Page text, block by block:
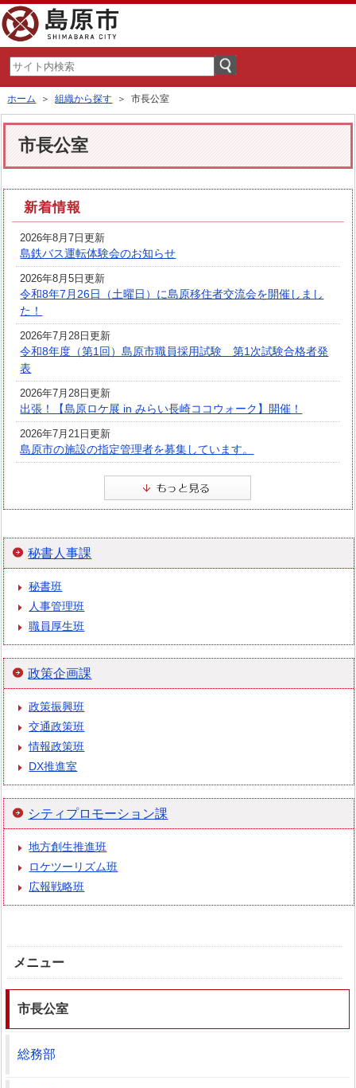
ホーム ＞組織から探す ＞ 市長公室
市長公室
新着情報
2026年8月7日更新
島鉄バス運転体験会のお知らせ
2026年8月5日更新
令和8年7月26日（土曜日）に島原移住者交流会を開催しまし
た！
2026年7月28日更新
令和8年度（第1回）島原市職員採用試験 第1次試験合格者発
表
2026年7月28日更新
出張！【島原ロケ展 in みらい長崎ココウォーク】開催！
2026年7月21日更新
島原市の施設の指定管理者を募集しています。
秘書人事課
秘書班
人事管理班
職員厚生班
政策企画課
政策振興班
交通政策班
情報政策班
DX推進室
シティプロモーション課
地方創生推進班
ロケツーリズム班
広報戦略班
メニュー
市長公室
総務部